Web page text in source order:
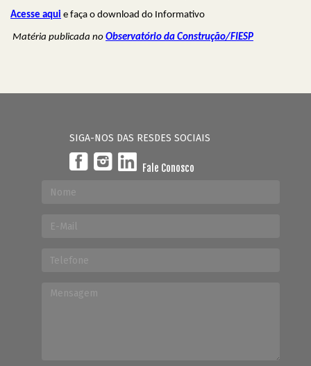
Acesse aqui e faça o download do Informativo
Matéria publicada no Observatório da Construção/FIESP
SIGA-NOS DAS RESDES SOCIAIS
Fale Conosco